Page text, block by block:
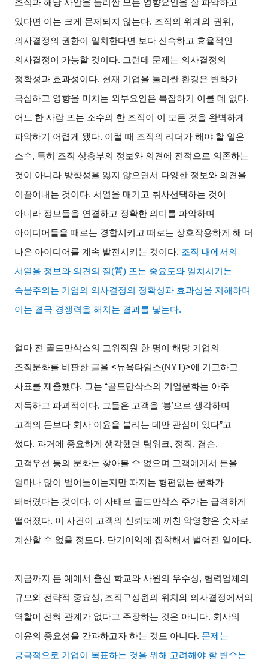
조직과 해당 사안을 둘러싼 모든 영향요인을 잘 파악하고
있다면 이는 크게 문제되지 않는다. 조직의 위계와 권위,
의사결정의 권한이 일치한다면 보다 신속하고 효율적인
의사결정이 가능할 것이다. 그런데 문제는 의사결정의
정확성과 효과성이다. 현재 기업을 둘러싼 환경은 변화가
극심하고 영향을 미치는 외부요인은 복잡하기 이를 데 없다.
어느 한 사람 또는 소수의 한 조직이 이 모든 것을 완벽하게
파악하기 어렵게 됐다. 이럴 때 조직의 리더가 해야 할 일은
소수, 특히 조직 상층부의 정보와 의견에 전적으로 의존하는
것이 아니라 방향성을 잃지 않으면서 다양한 정보와 의견을
이끌어내는 것이다. 서열을 매기고 취사선택하는 것이
아니라 정보들을 연결하고 정확한 의미를 파악하며
아이디어들을 때로는 경합시키고 때로는 상호작용하게 해 더
나은 아이디어를 계속 발전시키는 것이다. 조직 내에서의
서열을 정보와 의견의 질(質) 또는 중요도와 일치시키는
속물주의는 기업의 의사결정의 정확성과 효과성을 저해하며
이는 결국 경쟁력을 해치는 결과를 낳는다.
얼마 전 골드만삭스의 고위직원 한 명이 해당 기업의
조직문화를 비판한 글을 <뉴욕타임스(NYT)>에 기고하고
사표를 제출했다. 그는 “골드만삭스의 기업문화는 아주
지독하고 파괴적이다. 그들은 고객을 ‘봉’으로 생각하며
고객의 돈보다 회사 이윤을 불리는 데만 관심이 있다”고
썼다. 과거에 중요하게 생각했던 팀워크, 정직, 겸손,
고객우선 등의 문화는 찾아볼 수 없으며 고객에게서 돈을
얼마나 많이 벌어들이는지만 따지는 형편없는 문화가
돼버렸다는 것이다. 이 사태로 골드만삭스 주가는 급격하게
떨어졌다. 이 사건이 고객의 신뢰도에 끼친 악영향은 숫자로
계산할 수 없을 정도다. 단기이익에 집착해서 벌어진 일이다.
지금까지 든 예에서 출신 학교와 사원의 우수성, 협력업체의
규모와 전략적 중요성, 조직구성원의 위치와 의사결정에서의
역할이 전혀 관계가 없다고 주장하는 것은 아니다. 회사의
이윤의 중요성을 간과하고자 하는 것도 아니다. 문제는
궁극적으로 기업이 목표하는 것을 위해 고려해야 할 변수는